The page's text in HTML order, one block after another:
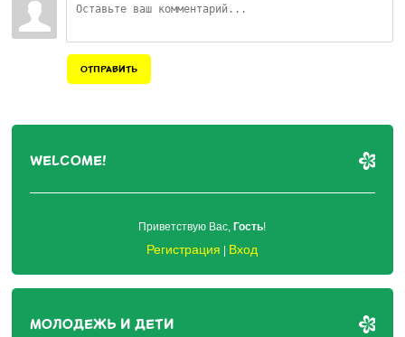
ОТПРАВИТЬ
WELCOME!
Приветствую Вас, Гость!
Регистрация Вход
МОЛОДЕЖЬ И ДЕТИ